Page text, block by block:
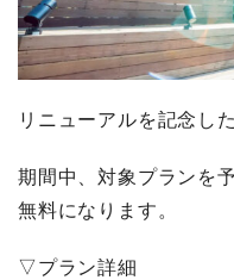
リニューアルを記念し
期間中、対象プランを
無料になります。
▽プラン詳細